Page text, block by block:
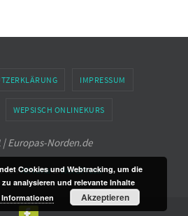
IMPRESSUM
WEPSISCH ONLINEKURS
| Europas-Norden.de
vonNirvana&WordPress.
Cookies und Webtracking, um die
analysieren und relevante Inhalte
Informationen Akzeptieren